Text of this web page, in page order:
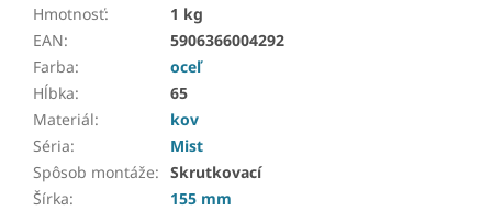
Hmotnosť:
1 kg
EAN:
5906366004292
Farba:
oceľ
Hĺbka:
65
Materiál:
kov
Séria:
Mist
Spôsob montáže: Skrutkovací
Šírka:
155 mm